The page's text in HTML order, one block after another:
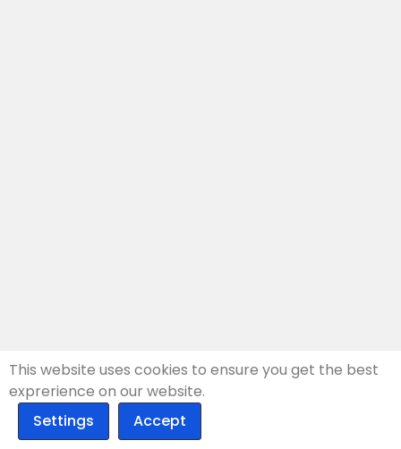
This website uses cookies to ensure you get the best
exprerience on our website.